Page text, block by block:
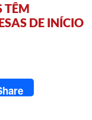
TÊM
DE INÍCIO